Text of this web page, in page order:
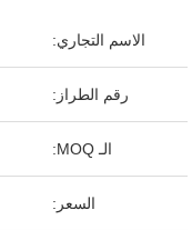
الاسم التجاري:
رقم الطراز:
الـ MOQ:
السعر: